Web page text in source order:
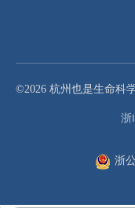
©2026 杭州也是生命科
浙
浙